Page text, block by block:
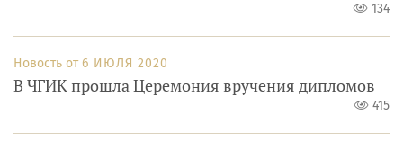
134
Новость от 6 ИЮЛЯ 2020
В ЧГИК прошла Церемония вручения дипломов
415